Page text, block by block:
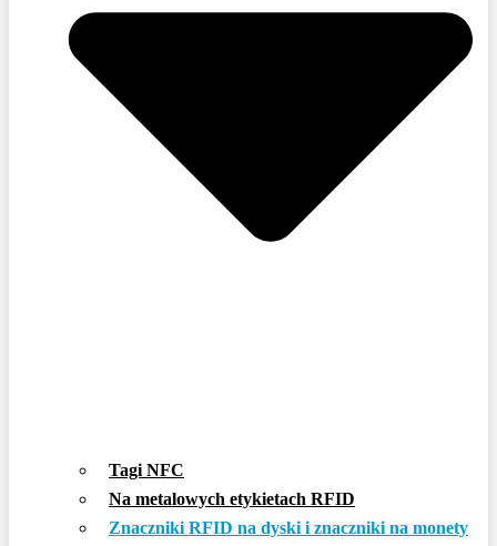
Tagi NFC
Na metalowych etykietach RFID
Znaczniki RFID na dyski i znaczniki na monety